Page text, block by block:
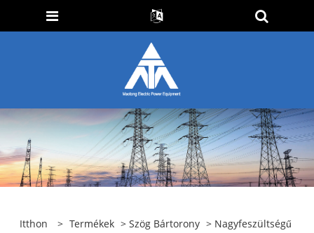
Itthon > Termékek >Szög Bártorony > Nagyfeszültségű